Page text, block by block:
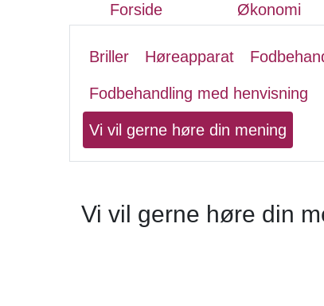
Forside Økonomi
Briller Høreapparat
Fodbehandling med henvisning
Vi vil gerne høre din mening
Vi vil gerne høre din